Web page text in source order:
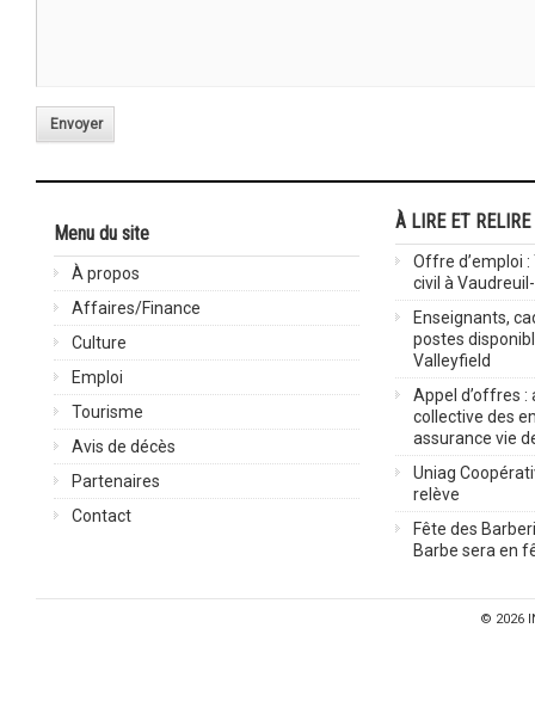
Envoyer
Menu du site
À propos
Affaires/Finance
Culture
Emploi
Tourisme
Avis de décès
Partenaires
Contact
À LIRE ET RELIRE
Offre d’emploi
civil à
Enseignants,
postes
Valleyfield
Appel d’offres :
collective des
assurance vie
Uniag
relève
Fête des
Barbe sera en
© 2026